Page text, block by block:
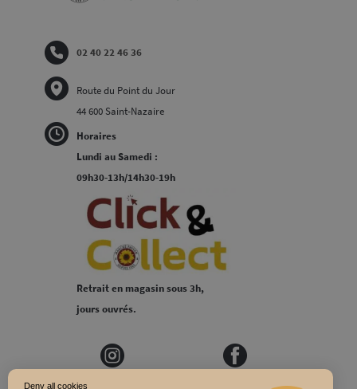
Horaires
Lundi au Samedi :
09h30-13h/14h30-19h
Retrait en magasin sous 3h,
jours ouvrés.
02 40 22 46 36
Route du Point du Jour
44 600 Saint-Nazaire
Deny all cookies